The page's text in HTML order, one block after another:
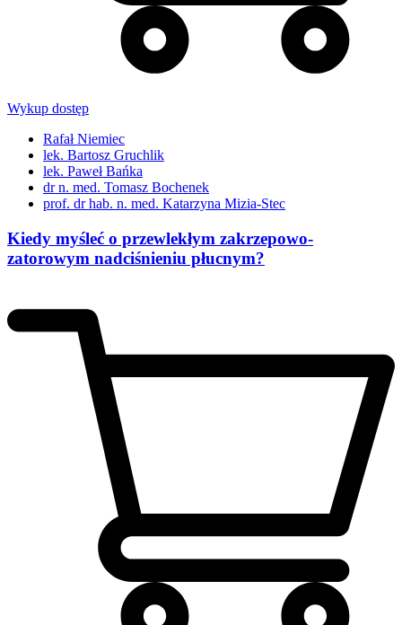
Wykup dostęp
Rafał Niemiec
lek. Bartosz Gruchlik
lek. Paweł Bańka
dr n. med. Tomasz Bochenek
prof. dr hab. n. med. Katarzyna Mizia-Stec
Kiedy myśleć o przewlekłym zakrzepowo-
zatorowym nadciśnieniu płucnym?